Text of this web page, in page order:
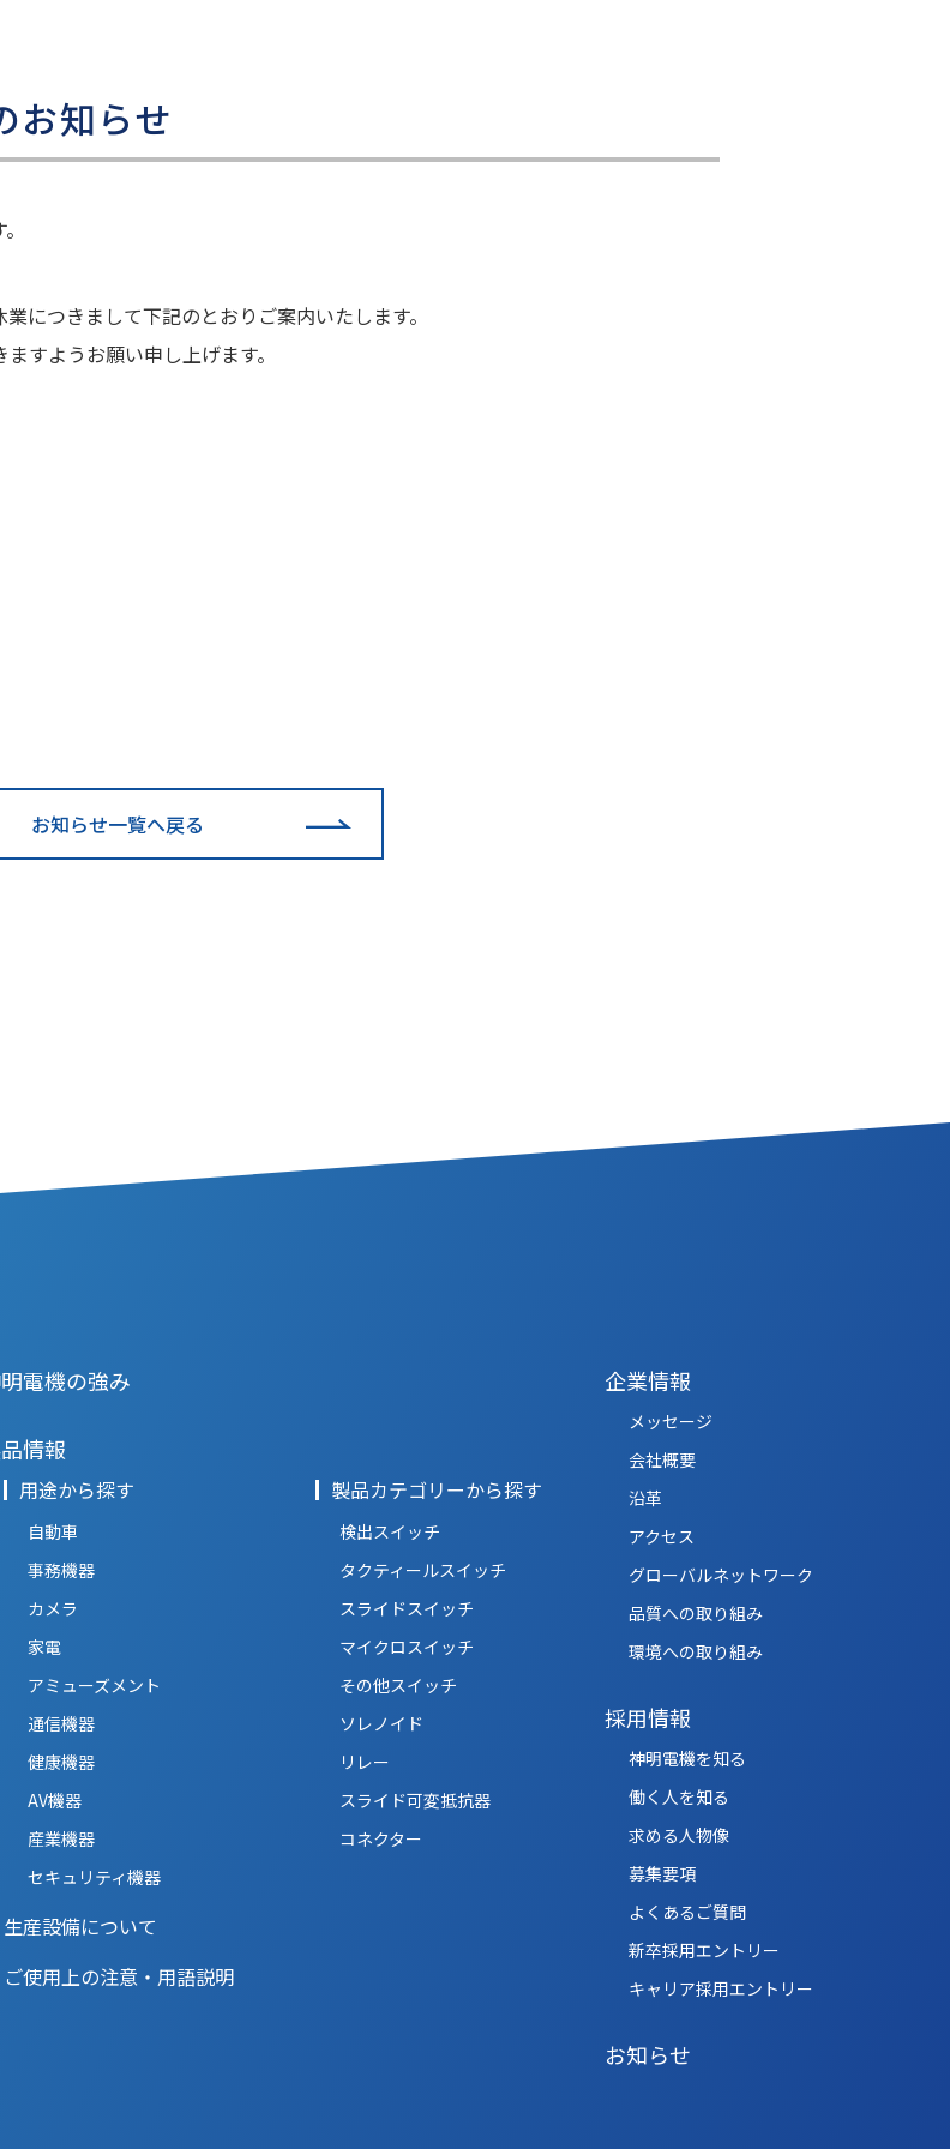
お知らせ
につきまして下記のとおりご案内いたします。
すようお願い申し上げます。
お知らせ一覧へ戻る
電機の強み
情報
用途から探す
自動車
事務機器
カメラ
家電
アミューズメント
通信機器
健康機器
AV機器
産業機器
セキュリティ機器
製品カテゴリーから探す
検出スイッチ
タクティールスイッチ
スライドスイッチ
マイクロスイッチ
その他スイッチ
ソレノイド
リレー
スライド可変抵抗器
コネクター
生産設備について
ご使用上の注意・用語説明
企業情報
メッセージ
会社概要
沿革
アクセス
グローバルネットワーク
品質への取り組み
環境への取り組み
採用情報
神明電機を知る
働く人を知る
求める人物像
募集要項
よくあるご質問
新卒採用エントリー
キャリア採用エントリー
お知らせ